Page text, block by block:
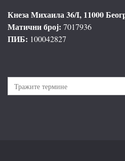
Кнеза Михаила 36/I, 11000
Матични број: 7017936
ПИБ: 100042827
Search
for: